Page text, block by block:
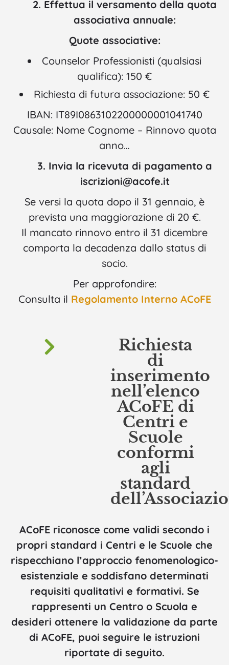
2. Effettua il versamento della quota
associativa annuale:
Quote associative:
Counselor Professionisti (qualsiasi
qualifica): 150 €
Richiesta di futura associazione: 50 €
IBAN: IT89I0863102200000001041740
Causale: Nome Cognome – Rinnovo quota
anno…
3. Invia la ricevuta di pagamento a
iscrizioni@acofe.it
Se versi la quota dopo il 31 gennaio, è
prevista una maggiorazione di 20 €.
Il mancato rinnovo entro il 31 dicembre
comporta la decadenza dallo status di
socio.
Per approfondire:
Consulta il Regolamento Interno ACoFE
Richiesta
di
inserimento
nell’elenco
ACoFE di
Centri e
Scuole
conformi
agli
standard
ACoFE riconosce come validi secondo i
propri standard i Centri e le Scuole che
rispecchiano l’approccio fenomenologico-
esistenziale e soddisfano determinati
requisiti qualitativi e formativi. Se
rappresenti un Centro o Scuola e
desideri ottenere la validazione da parte
di ACoFE, puoi seguire le istruzioni
riportate di seguito.